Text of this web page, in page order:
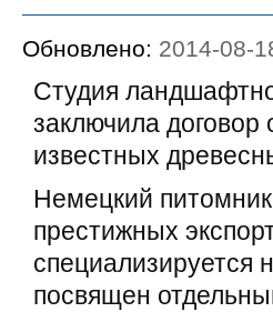
Обновлено: 2014-08-
Студия
заключила
известных
Немецкий
престижных
специализируется
посвящен